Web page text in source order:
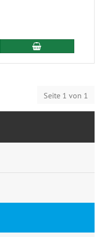
Seite 1 von 1